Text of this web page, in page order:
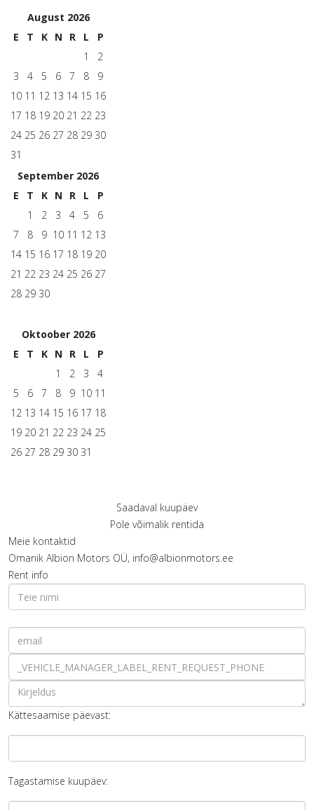
August 2026
E
T K N R L
P
1
2
3
4 5 6 7 8
9
10 11 12 13 14 15 16
17 18 19 20 21 22 23
24 25 26 27 28 29 30
31
September 2026
E
T K N R L
P
1
2 3 4 5
6
7
8 9 10 11 12 13
14 15 16 17 18 19 20
21 22 23 24 25 26 27
28 29 30
Oktoober 2026
E
T K N R L
P
1
2 3
4
5
6 7 8 9 10 11
12 13 14 15 16 17 18
19 20 21 22 23 24 25
26 27 28 29 30 31
Saadaval kuupäev
Pole võimalik rentida
Meie kontaktid
Omanik Albion Motors OÜ, info@albionmotors.ee
Rent info
Kättesaamise päevast:
Tagastamise kuupäev: